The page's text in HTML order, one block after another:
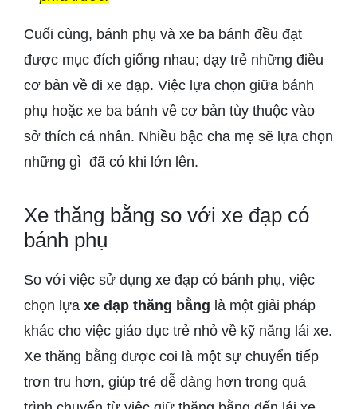
Cuối cùng, bánh phụ và xe ba bánh đều đạt
được mục đích giống nhau; dạy trẻ những điều
cơ bản về đi xe đạp. Việc lựa chọn giữa bánh
phụ hoặc xe ba bánh về cơ bản tùy thuộc vào
sở thích cá nhân. Nhiều bậc cha mẹ sẽ lựa chọn
những gì đã có khi lớn lên.
Xe thăng bằng so với xe đạp có
bánh phụ
So với việc sử dụng xe đạp có bánh phụ, việc
chọn lựa xe đạp thăng bằng là một giải pháp
khác cho việc giáo dục trẻ nhỏ về kỹ năng lái xe.
Xe thăng bằng được coi là một sự chuyển tiếp
trơn tru hơn, giúp trẻ dễ dàng hơn trong quá